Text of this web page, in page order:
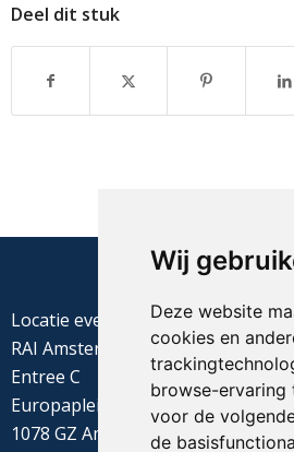
Wij
Deze website
cookies en
browse-ervaring
voor de
de
Deel dit stuk
Locatie evenement
RAI Amsterdam
Entree C
Europaplein 22
1078 GZ Amsterdam